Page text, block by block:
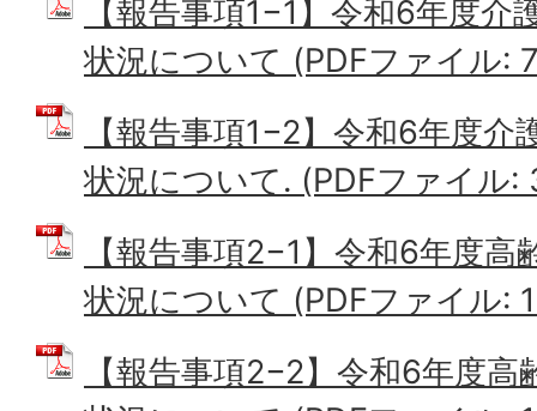
【報告事項1−1】令和6年度介
状況について (PDFファイル:
【報告事項1−2】令和6年度
状況について. (PDFファイル:
【報告事項2−1】令和6年度
状況について (PDFファイル:
【報告事項2−2】令和6年度